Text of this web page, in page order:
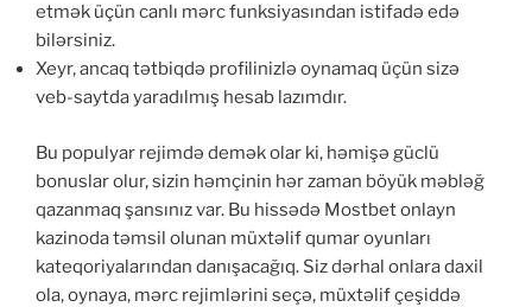
etmək üçün canlı mərc funksiyasından istifadə edə
bilərsiniz.
Xeyr, ancaq tətbiqdə profilinizlə oynamaq üçün sizə
veb-saytda yaradılmış hesab lazımdır.
Bu populyar rejimdə demək olar ki, həmişə güclü
bonuslar olur, sizin həmçinin hər zaman böyük məbləğ
qazanmaq şansınız var. Bu hissədə Mostbet onlayn
kazinoda təmsil olunan müxtəlif qumar oyunları
kateqoriyalarından danışacağıq. Siz dərhal onlara daxil
ola, oynaya, mərc rejimlərini seçə, müxtəlif çeşiddə